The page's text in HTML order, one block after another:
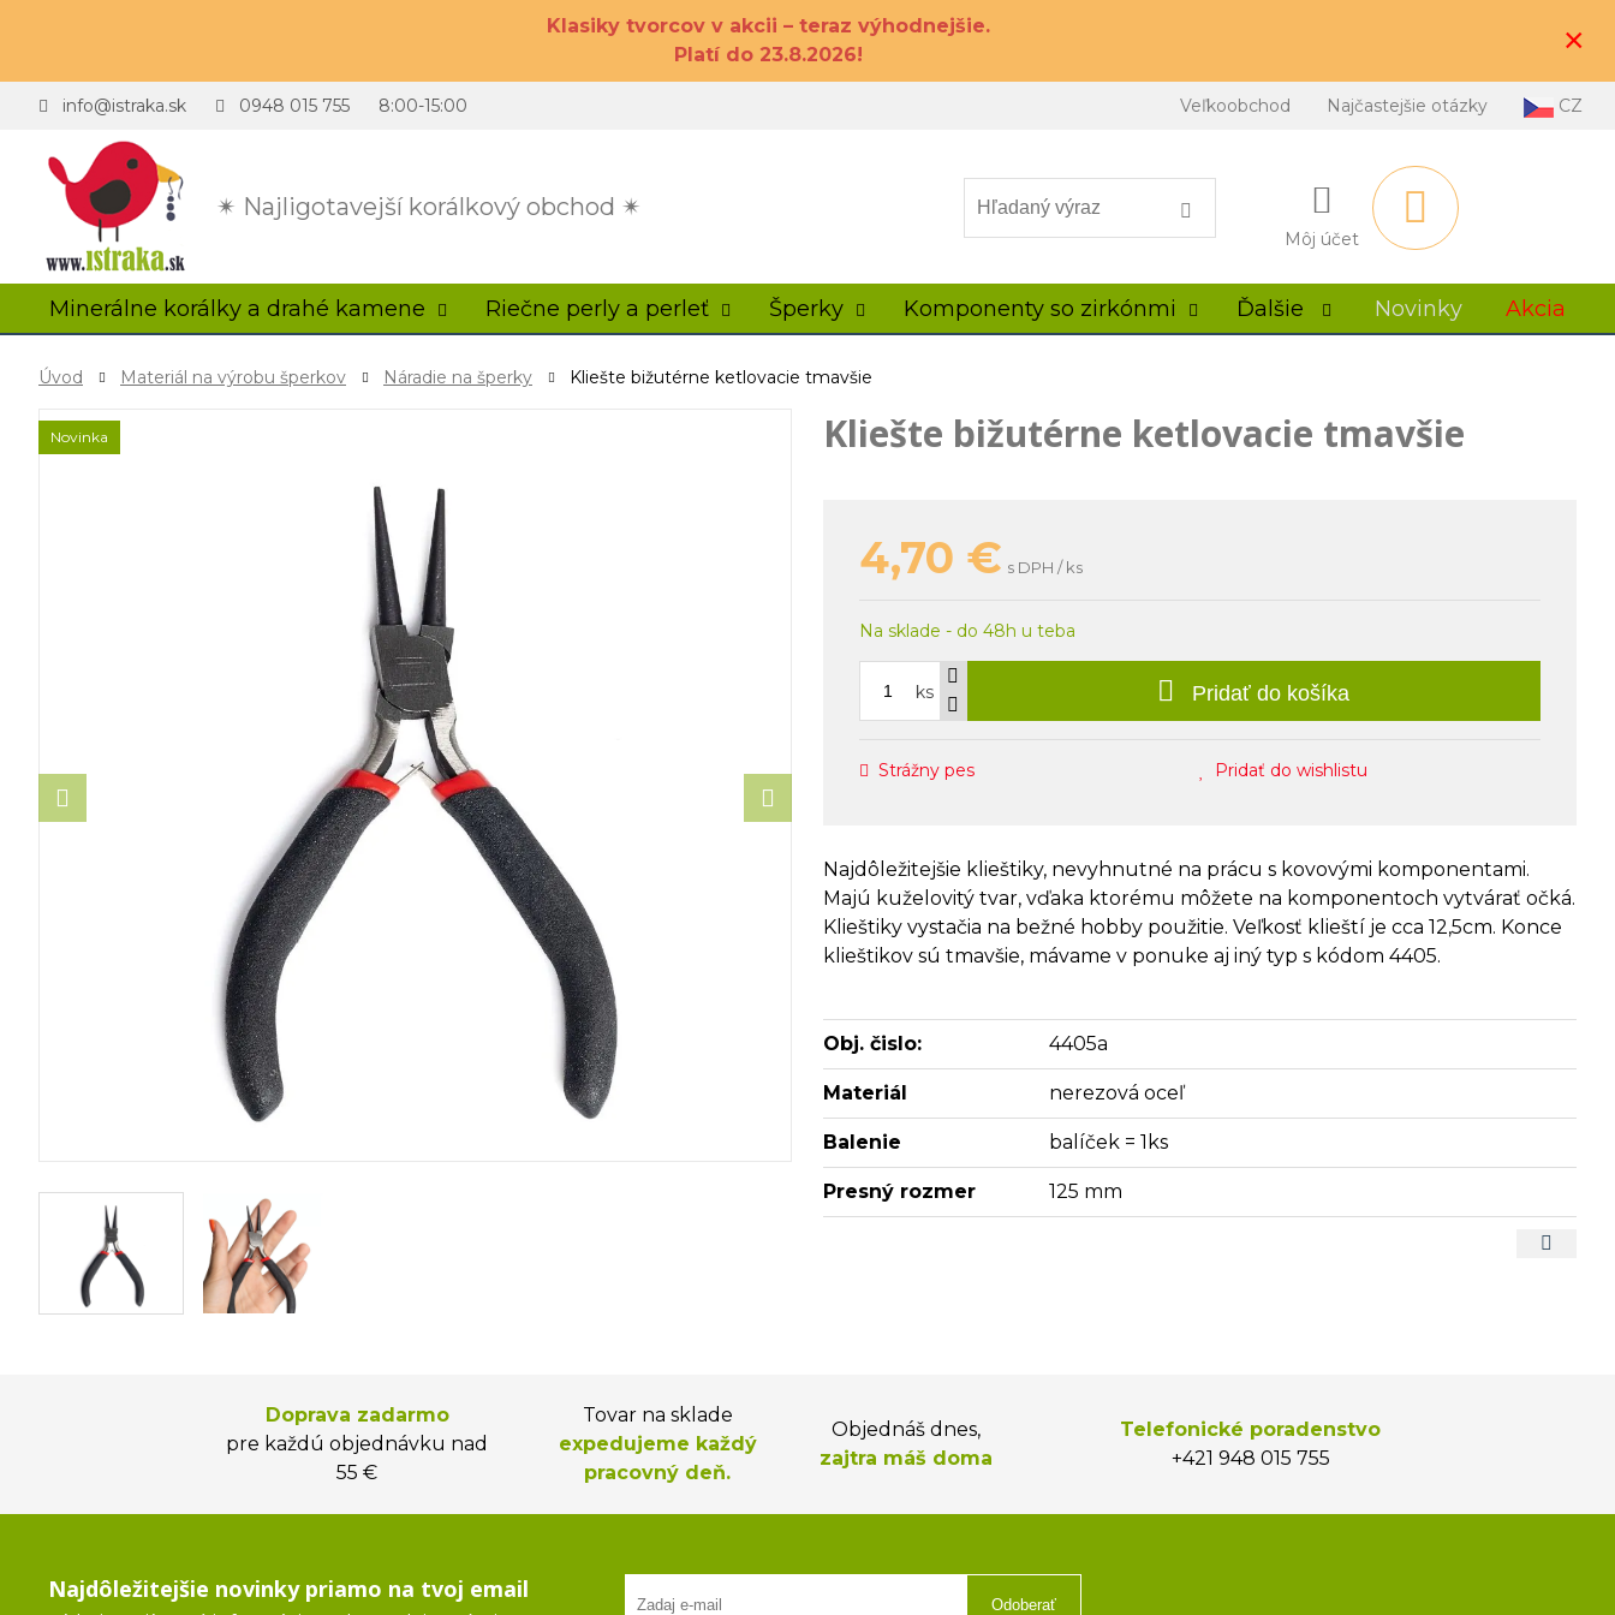
Klasiky tvorcov v akcii – teraz výhodnejšie.
Platí do 23.8.2026!
×
✴ Najligotavejší korálkový obchod ✴
info@istraka.sk 0948 015 755 8:00-15:00 Veľkoobchod Najčastejšie otázky CZ
Môj účet
Minerálne korálky a drahé kamene Riečne perly a perleť Šperky Komponenty so zirkónmi Ďalšie Novinky Akcia
Úvod Materiál na výrobu šperkov Náradie na šperky Kliešte bižutérne ketlovacie tmavšie
Novinka Kliešte bižutérne ketlovacie tmavšie
4,70 € s DPH / ks
Na sklade - do 48h u teba
ks Pridať do košíka
Strážny pes Pridať do wishlistu
Najdôležitejšie klieštiky, nevyhnutné na prácu s kovovými komponentami.
Majú kuželovitý tvar, vďaka ktorému môžete na komponentoch vytvárať očká.
Klieštiky vystačia na bežné hobby použitie. Veľkosť klieští je cca 12,5cm. Konce
klieštikov sú tmavšie, mávame v ponuke aj iný typ s kódom 4405.
Obj. čislo: 4405a
Materiál nerezová oceľ
Balenie balíček = 1ks
Presný rozmer 125 mm
Doprava zadarmo
pre každú objednávku nad
55 €
Tovar na sklade
expedujeme každý
pracovný deň.
Objednáš dnes,
zajtra máš doma
Telefonické poradenstvo
+421 948 015 755
Najdôležitejšie novinky priamo na tvoj email
Odoberať